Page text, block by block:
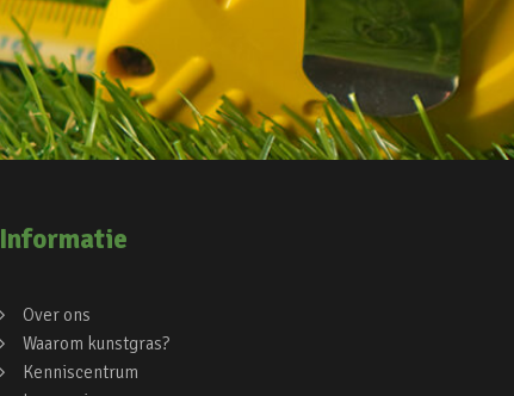
Informatie
Over ons
Waarom kunstgras?
Kenniscentrum